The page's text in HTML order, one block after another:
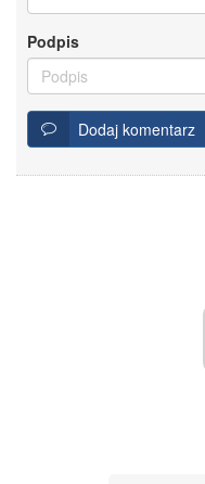
Podpis
Dodaj komentarz